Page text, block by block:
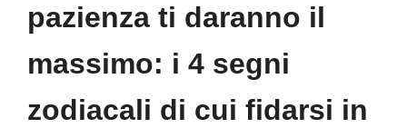
pazienza ti daranno il
massimo: i 4 segni
zodiacali di cui fidarsi in